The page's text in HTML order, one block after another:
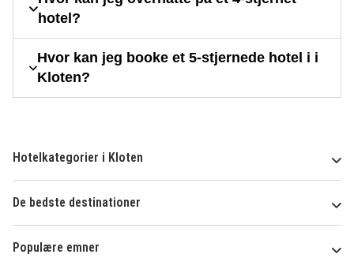
hotel?
Hvor kan jeg booke et 5-stjernede hotel i i
Kloten?
Hotelkategorier i Kloten
De bedste destinationer
Populære emner